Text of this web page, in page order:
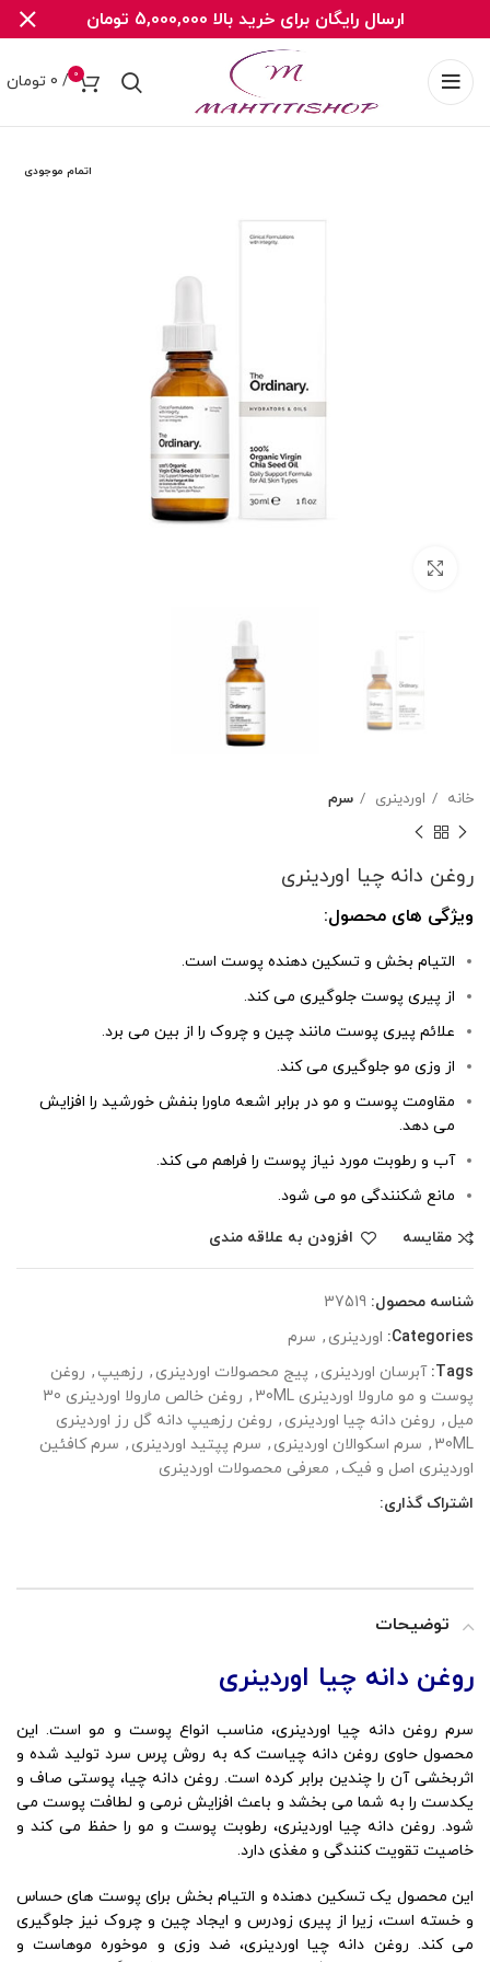
0
/
0 تومان
اتمام موجودی
خانه اوردینری سرم
روغن دانه چیا اوردینری
ویژگی های محصول:
التیام بخش و تسکین دهنده پوست است.
از پیری پوست جلوگیری می کند.
علائم پیری پوست مانند چین و چروک را از بین می برد.
از وزی مو جلوگیری می کند.
مقاومت پوست و مو در برابر اشعه ماورا بنفش خورشید را افزایش
می دهد.
آب و رطوبت مورد نیاز پوست را فراهم می کند.
مانع شکنندگی مو می شود.
مقایسه
افزودن به علاقه مندی
شناسه محصول: 37519
Categories: اوردینری , سرم
Tags: آبرسان اوردینری , پیج محصولات اوردینری , رزهیپ , روغن
پوست و مو مارولا اوردینری 30ML
,
روغن خالص مارولا اوردینری 30
میل , روغن دانه چیا اوردینری , روغن رزهیپ دانه گل رز اوردینری
30ML
, سرم اسکوالان اوردینری , سرم پپتید اوردینری , سرم کافئین
اوردینری اصل و فیک , معرفی محصولات اوردینری
اشتراک گذاری:
توضیحات
روغن دانه چیا اوردینری
سرم روغن دانه چیا اوردینری، مناسب انواع پوست و مو است. این
محصول حاوی روغن دانه چیاست که به روش پرس سرد تولید شده و
اثربخشی آن را چندین برابر کرده است. روغن دانه چیا، پوستی صاف و
یکدست را به شما می بخشد و باعث افزایش نرمی و لطافت پوست می
شود. روغن دانه چیا اوردینری، رطوبت پوست و مو را حفظ می کند و
خاصیت تقویت کنندگی و مغذی دارد.
این محصول یک تسکین دهنده و التیام بخش برای پوست های حساس
و خسته است، زیرا از پیری زودرس و ایجاد چین و چروک نیز جلوگیری
می کند. روغن دانه چیا اوردینری، ضد وزی و موخوره موهاست و
ارسال رایگان برای خرید بالا 5,000,000 تومان